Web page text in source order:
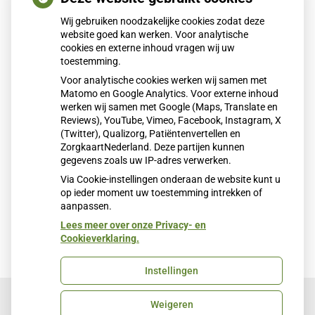
c
h
o
t
a
u
s
Lees meerW
i
l
l
e
m
i
e
v
Wij gebruiken noodzakelijke cookies zodat deze
website goed kan werken. Voor analytische
cookies en externe inhoud vragen wij uw
toestemming.
Voor analytische cookies werken wij samen met
Matomo en Google Analytics. Voor externe inhoud
werken wij samen met Google (Maps, Translate en
Reviews), YouTube, Vimeo, Facebook, Instagram, X
(Twitter), Qualizorg, Patiëntenvertellen en
ZorgkaartNederland. Deze partijen kunnen
gegevens zoals uw IP-adres verwerken.
Via Cookie-instellingen onderaan de website kunt u
op ieder moment uw toestemming intrekken of
aanpassen.
Lees meer over onze Privacy- en
Cookieverklaring.
Instellingen
Weigeren